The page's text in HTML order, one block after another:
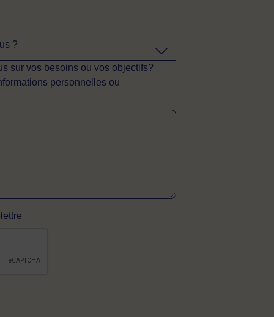
?
sur vos besoins ou vos objectifs?
personnelles ou
si vous êtes un visiteur humain ou